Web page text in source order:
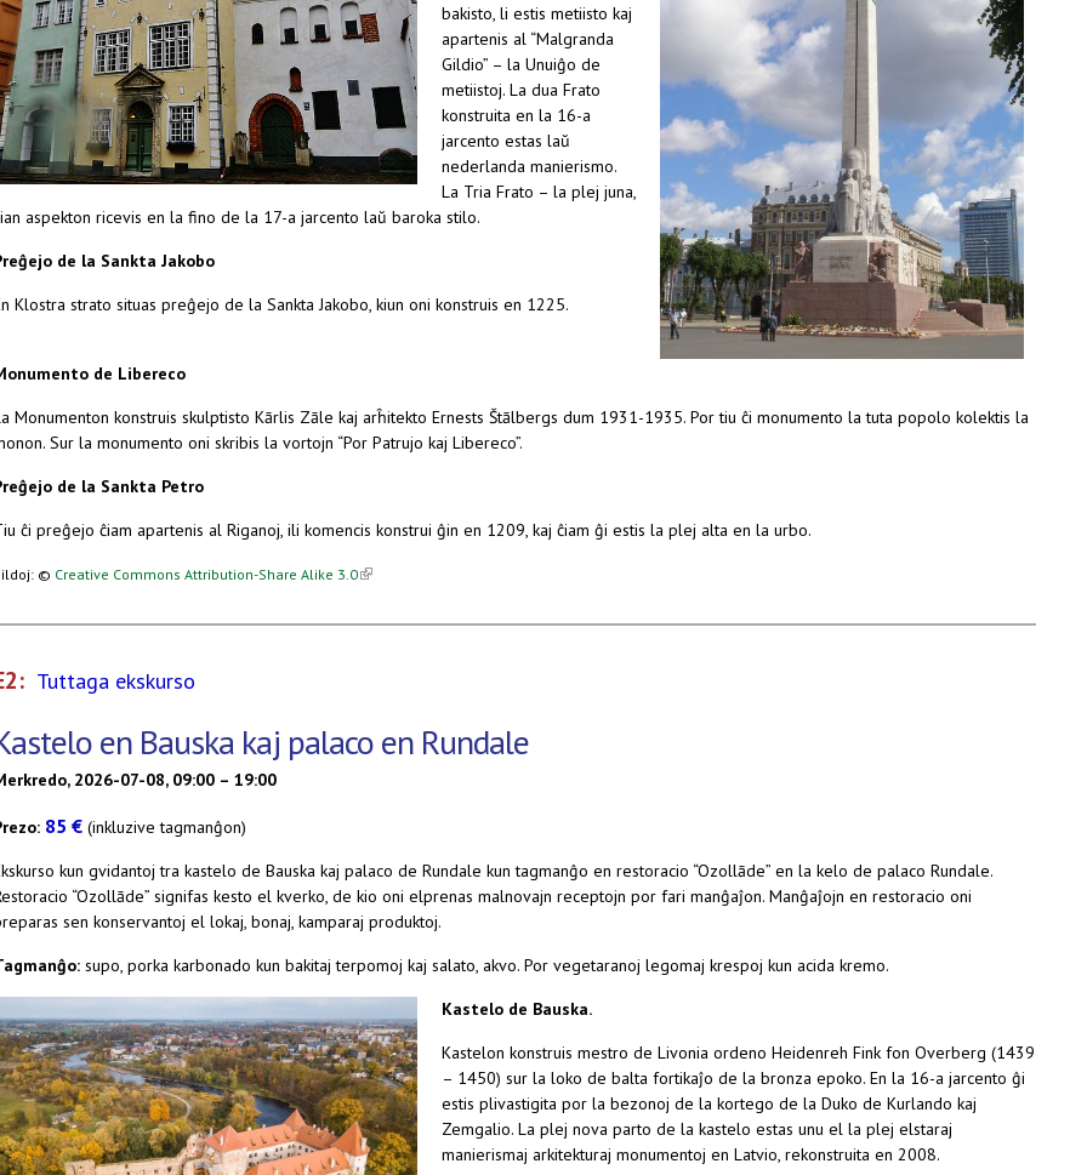
bakisto, li estis metiisto kaj
apartenis al “Malgranda
Gildio” – la Unuiĝo de
metiistoj. La dua Frato
konstruita en la 16-a
jarcento estas laŭ
nederlanda manierismo.
La Tria Frato – la plej juna,
aspekton ricevis en la fino de la 17-a jarcento laŭ baroka stilo.
de la Sankta Jakobo
Klostra strato situas preĝejo de la Sankta Jakobo, kiun oni konstruis en 1225.
de Libereco
Monumenton konstruis skulptisto Kārlis Zāle kaj arĥitekto Ernests Štālbergs dum 1931-1935. Por tiu ĉi monumento la tuta popolo kolektis la
Sur la monumento oni skribis la vortojn “Por Patrujo kaj Libereco”.
de la Sankta Petro
ĉi preĝejo ĉiam apartenis al Riganoj, ili komencis konstrui ĝin en 1209, kaj ĉiam ĝi estis la plej alta en la urbo.
© Creative Commons Attribution-Share Alike 3.0(link is external)
Tuttaga ekskurso
en Bauska kaj palaco en Rundale
2026-07-08, 09:00 – 19:00
85 € (inkluzive tagmanĝon)
kun gvidantoj tra kastelo de Bauska kaj palaco de Rundale kun tagmanĝo en restoracio “Ozollāde” en la kelo de palaco Rundale.
“Ozollāde” signifas kesto el kverko, de kio oni elprenas malnovajn receptojn por fari manĝaĵon. Manĝaĵojn en restoracio oni
sen konservantoj el lokaj, bonaj, kamparaj produktoj.
supo, porka karbonado kun bakitaj terpomoj kaj salato, akvo. Por vegetaranoj legomaj krespoj kun acida kremo.
Kastelo de Bauska.
Kastelon konstruis mestro de Livonia ordeno Heidenreh Fink fon Overberg (1439
– 1450) sur la loko de balta fortikaĵo de la bronza epoko. En la 16-a jarcento ĝi
estis plivastigita por la bezonoj de la kortego de la Duko de Kurlando kaj
Zemgalio. La plej nova parto de la kastelo estas unu el la plej elstaraj
manierismaj arkitekturaj monumentoj en Latvio, rekonstruita en 2008.